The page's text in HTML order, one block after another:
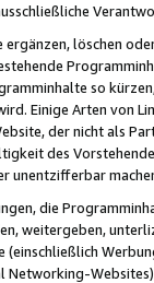
löschen
so
Einige Arten von
der nicht als
des
unentzifferbar
die
weitergeben,
(einschließlich